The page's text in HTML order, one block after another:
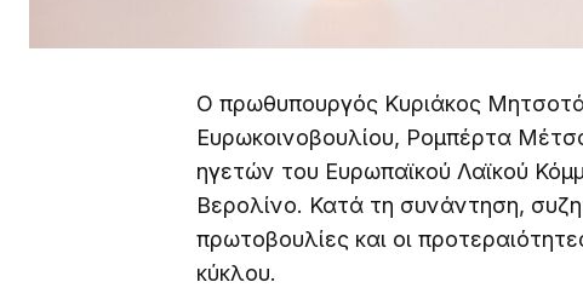
Ο πρωθυπουργός Κυριάκος
Ευρωκοινοβουλίου, Ρομπέρτα
ηγετών του Ευρωπαϊκού Λαϊκού
Βερολίνο. Κατά τη συνάντηση,
πρωτοβουλίες και οι
κύκλου.